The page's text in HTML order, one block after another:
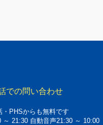
での問い合わせ
・PHSからも無料です
～ 21:30 自動音声21:30 ～ 10:00